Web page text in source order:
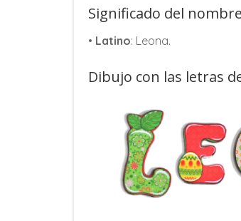
Significado del
• Latino: Leona.
Dibujo con las letras